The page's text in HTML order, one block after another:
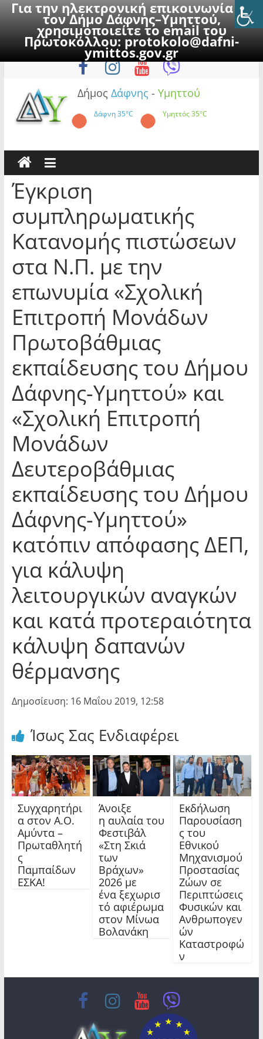
Για την ηλεκτρονική επικοινωνία με
τον Δήμο Δάφνης–Υμηττού,
χρησιμοποιείτε το email του
Πρωτοκόλλου:protokolo@dafni-
ymittos.gov.gr
to
Σάββατο, 8 Αυγούστου 2026
Δήμος Δάφνης - Υμηττού
Δάφνη35°C Υμηττός35°C
Έγκριση
συμπληρωματικής
Κατανομής πιστώσεων
στα Ν.Π. με την
επωνυμία «Σχολική
Επιτροπή Μονάδων
Πρωτοβάθμιας
εκπαίδευσης του Δήμου
Δάφνης-Υμηττού» και
«Σχολική Επιτροπή
Μονάδων
Δευτεροβάθμιας
εκπαίδευσης του Δήμου
Δάφνης-Υμηττού»
κατόπιν απόφασης ΔΕΠ,
για κάλυψη
λειτουργικών αναγκών
και κατά προτεραιότητα
κάλυψη δαπανών
θέρμανσης
Δημοσίευση: 16 Μαΐου 2019, 12:58
Ίσως Σας Ενδιαφέρει
Συγχαρητήρι
α στον Α.Ο.
Αμύντα –
Πρωταθλητή
ς
Παμπαίδων
ΕΣΚΑ!
Άνοιξε
η αυλαία του
Φεστιβάλ
«Στη Σκιά
των
Βράχων»
2026 με
ένα ξεχωρισ
τό αφιέρωμα
στον Μίνωα
Βολανάκη
Εκδήλωση
Παρουσίαση
ς του
Εθνικού
Μηχανισμού
Προστασίας
Ζώων σε
Περιπτώσεις
Φυσικών και
Ανθρωπογεν
ών
Καταστροφώ
ν